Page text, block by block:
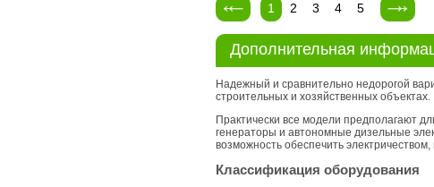
1 2 3 4 5
Дополнительная
Надежный и сравнительно недорогой
строительных и хозяйственных объектах.
Практически все модели предполагают
генераторы и автономные дизельные
возможность обеспечить
Классификация оборудования